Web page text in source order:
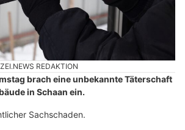
REDAKTION
brach eine unbekannte Täterschaft
in Schaan ein.
Sachschaden.